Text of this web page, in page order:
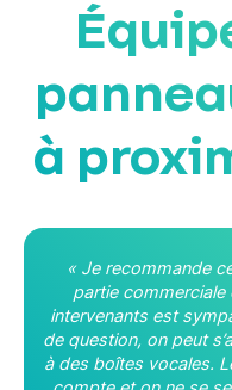
à
« Je recommande
partie commerciale
intervenants est
de question, on peut
à des boîtes vocales.